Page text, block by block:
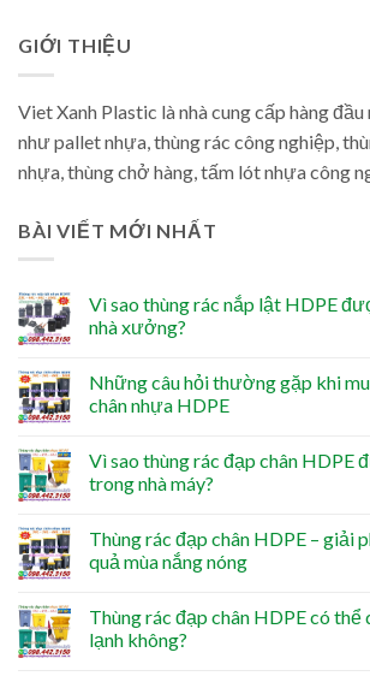
GIỚI THIỆU
Viet Xanh Plastic là nhà cung cấp hàng
như pallet nhựa, thùng rác công nghiệp,
nhựa, thùng chở hàng, tấm lót nhựa công
BÀI VIẾT MỚI NHẤT
Vì sao thùng rác nắp lật HDPE
nhà xưởng?
Những câu hỏi thường gặp khi
chân nhựa HDPE
Vì sao thùng rác đạp chân HDPE
trong nhà máy?
Thùng rác đạp chân HDPE – giải
quả mùa nắng nóng
Thùng rác đạp chân HDPE có thể
lạnh không?